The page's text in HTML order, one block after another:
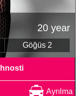
20 year
Göğüs 2
Ayrılma